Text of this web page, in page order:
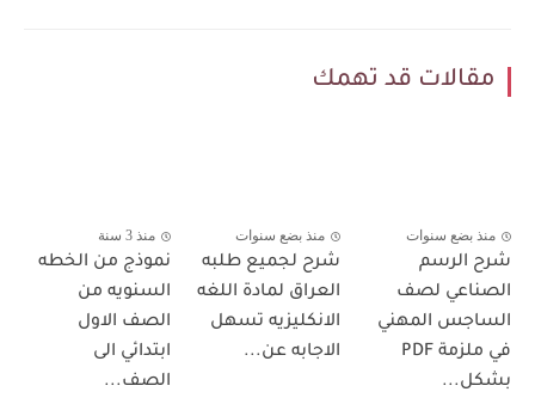
مقالات قد تهمك
منذ بضع سنوات
شرح الرسم
الصناعي لصف
الساجس المهني
في ملزمة PDF
بشكل...
منذ بضع سنوات
شرح لجميع طلبه
العراق لمادة اللغه
الانكليزيه تسهل
الاجابه عن...
منذ 3 سنة
نموذج من الخطه
السنويه من
الصف الاول
ابتدائي الى
الصف...